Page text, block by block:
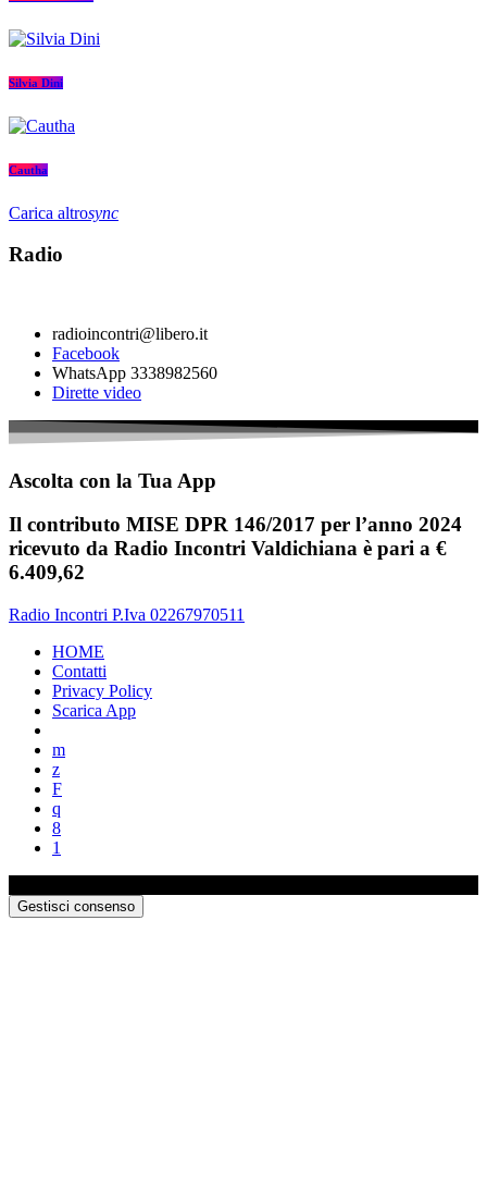
Silvia Dini
Cautha
Carica altrosync
Radio
radioincontri@libero.it
Facebook
WhatsApp 3338982560
Dirette video
Ascolta con la Tua App
Il contributo MISE DPR 146/2017 per l’anno 2024
ricevuto da Radio Incontri Valdichiana è pari a €
6.409,62
Radio Incontri P.Iva 02267970511
HOME
Contatti
Privacy Policy
Scarica App
Gestisci consenso